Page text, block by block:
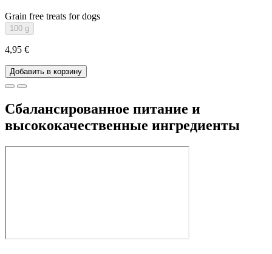
Grain free treats for dogs
100 g
4,95 €
Добавить в корзину
Сбалансированное питание и
высококачественные ингредиенты